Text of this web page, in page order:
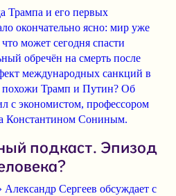
Трампа и его первых
окончательно ясно: мир уже
может сегодня спасти
обречён на смерть после
международных санкций в
Трамп и Путин? Об
с экономистом, профессором
Константином Сониным.
подкаст. Эпизод
Александр Сергеев обсуждает с